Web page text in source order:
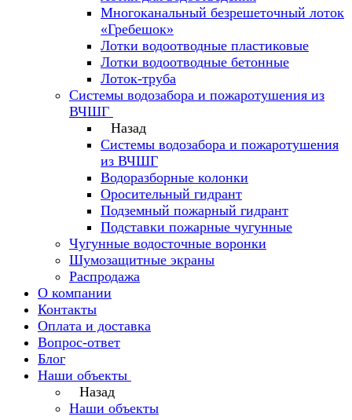
Многоканальный безрешеточный лоток
«Гребешок»
Лотки водоотводные пластиковые
Лотки водоотводные бетонные
Лоток-труба
Системы водозабора и пожаротушения из
ВЧШГ
Назад
Системы водозабора и пожаротушения
из ВЧШГ
Водоразборные колонки
Оросительный гидрант
Подземный пожарный гидрант
Подставки пожарные чугунные
Чугунные водосточные воронки
Шумозащитные экраны
Распродажа
О компании
Контакты
Оплата и доставка
Вопрос-ответ
Блог
Наши объекты
Назад
Наши объекты